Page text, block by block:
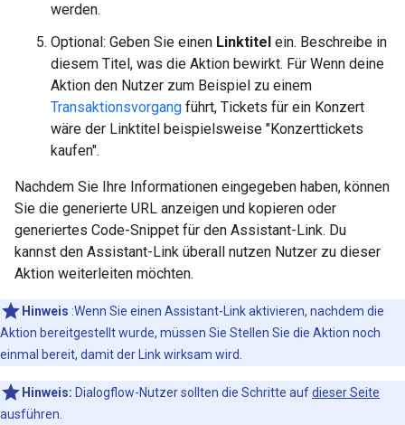
werden.
Optional: Geben Sie einen Linktitel ein. Beschreibe in
diesem Titel, was die Aktion bewirkt. Für Wenn deine
Aktion den Nutzer zum Beispiel zu einem
Transaktionsvorgang führt, Tickets für ein Konzert
wäre der Linktitel beispielsweise "Konzerttickets
kaufen".
Nachdem Sie Ihre Informationen eingegeben haben, können
Sie die generierte URL anzeigen und kopieren oder
generiertes Code-Snippet für den Assistant-Link. Du
kannst den Assistant-Link überall nutzen Nutzer zu dieser
Aktion weiterleiten möchten.
Hinweis :Wenn Sie einen Assistant-Link aktivieren, nachdem die
Aktion bereitgestellt wurde, müssen Sie Stellen Sie die Aktion noch
einmal bereit, damit der Link wirksam wird.
Hinweis: Dialogflow-Nutzer sollten die Schritte aufdieser Seite
ausführen.